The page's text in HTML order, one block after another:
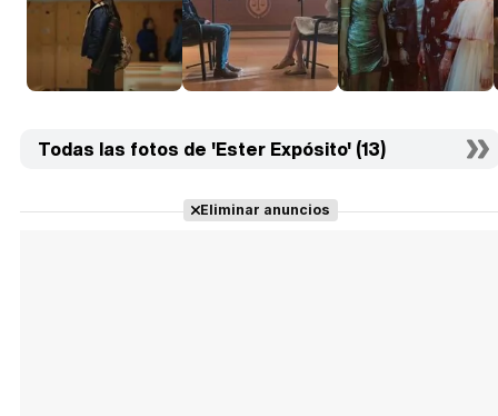
Todas las fotos de 'Ester Expósito' (13)
Eliminar anuncios